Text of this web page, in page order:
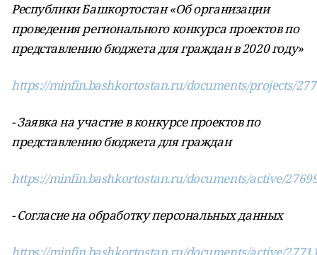
Республики Башкортостан «Об организации
проведения регионального конкурса проектов по
представлению бюджета для граждан в 2020 году»
https://minfin.bashkortostan.ru/documents/projects/
- Заявка на участие в конкурсе проектов по
представлению бюджета для граждан
https://minfin.bashkortostan.ru/documents/active/
- Согласие на обработку персональных данных